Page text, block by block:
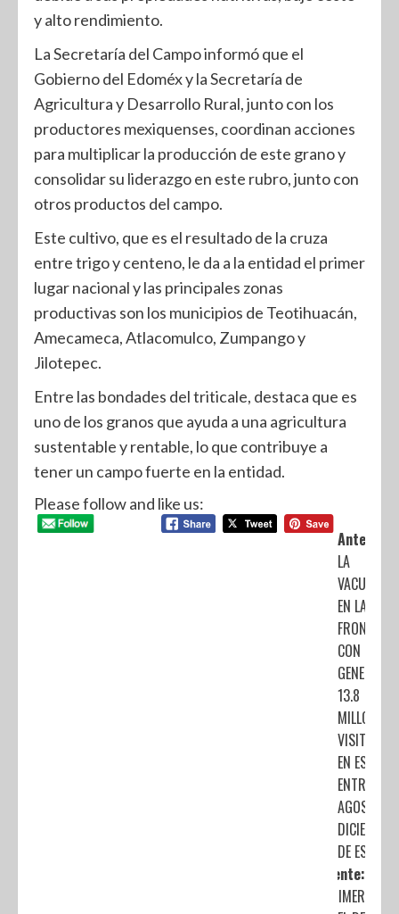
y alto rendimiento.
La Secretaría del Campo informó que el
Gobierno del Edoméx y la Secretaría de
Agricultura y Desarrollo Rural, junto con los
productores mexiquenses, coordinan acciones
para multiplicar la producción de este grano y
consolidar su liderazgo en este rubro, junto con
otros productos del campo.
Este cultivo, que es el resultado de la cruza
entre trigo y centeno, le da a la entidad el primer
lugar nacional y las principales zonas
productivas son los municipios de Teotihuacán,
Amecameca, Atlacomulco, Zumpango y
Jilotepec.
Entre las bondades del triticale, destaca que es
uno de los granos que ayuda a una agricultura
sustentable y rentable, lo que contribuye a
tener un campo fuerte en la entidad.
Please follow and like us:
Anterior:
LA
EN LA
FRONTERA
CON EEUU
GENERARÍA
13.8
MILLONES
VISITANTES
EN ESA
ENTRE
AGOSTO Y
DICIEMBRE
DE ESTE
Siguiente:
ES PRIMER